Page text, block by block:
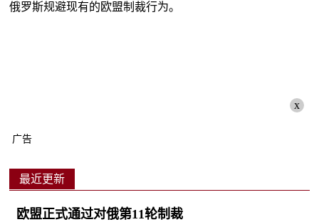
俄罗斯规避现有的欧盟制裁行为。
x
广告
最近更新
欧盟正式通过对俄第11轮制裁